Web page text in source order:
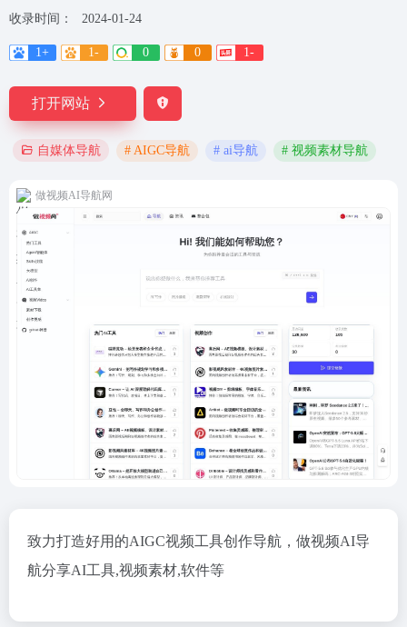
收录时间：
2024-01-24
1+ 1- 0 0 1-
打开网站
自媒体导航 # AIGC导航 # ai导航 # 视频素材导航
做视频AI导航网
致力打造好用的AIGC视频工具创作导航，做视频AI导
航分享AI工具,视频素材,软件等